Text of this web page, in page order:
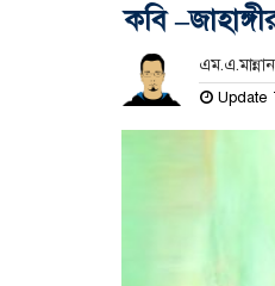
কবি
Update